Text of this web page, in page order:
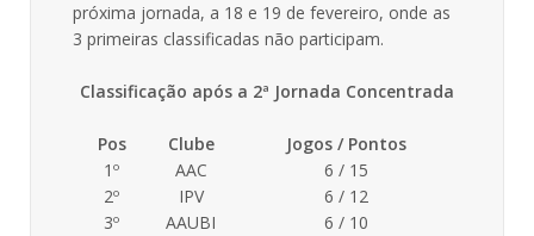
próxima jornada, a 18 e 19 de fevereiro, onde as
3 primeiras classificadas não participam.
Classificação após a 2ª Jornada Concentrada
Pos Clube
Jogos / Pontos
1º
AAC
6 / 15
2º
IPV
6 / 12
3º
AAUBI
6 / 10